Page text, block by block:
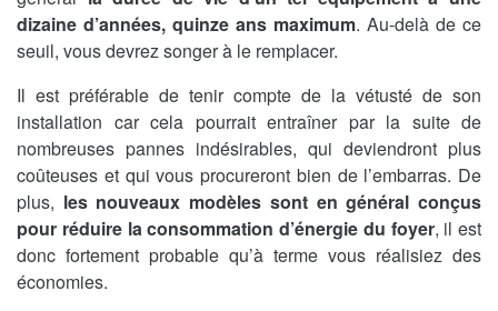
dizaine d’années, quinze ans maximum. Au-delà de ce
seuil, vous devrez songer à le remplacer.
Il est préférable de tenir compte de la vétusté de son
installation car cela pourrait entraîner par la suite de
nombreuses pannes indésirables, qui deviendront plus
coûteuses et qui vous procureront bien de l’embarras. De
plus, les nouveaux modèles sont en général conçus
pour réduire la consommation d’énergie du foyer, il est
donc fortement probable qu’à terme vous réalisiez des
économies.